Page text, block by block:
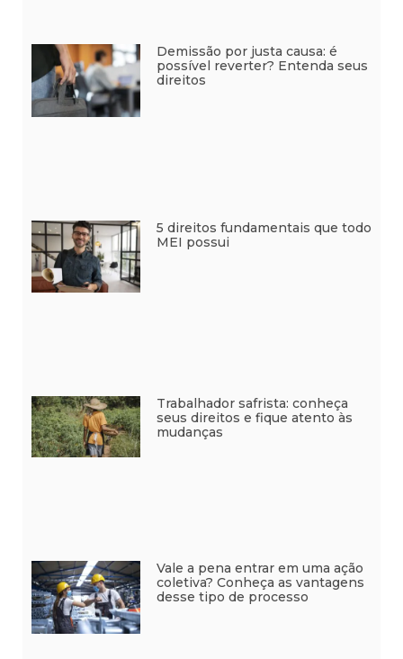
Demissão por justa causa: é
possível reverter? Entenda seus
direitos
5 direitos fundamentais que todo
MEI possui
Trabalhador safrista: conheça
seus direitos e fique atento às
mudanças
Vale a pena entrar em uma ação
coletiva? Conheça as vantagens
desse tipo de processo